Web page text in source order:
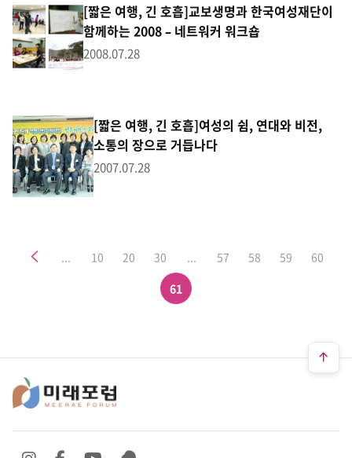
[짧은 여행, 긴 호흡]교보생명과 한국여성재단이
함께하는 2008 – 네트워커 워크숍
2008.07.28
[짧은 여행, 긴 호흡]여성의 쉼, 연대와 비전,
소통의 장으로 거듭나다
2007.07.28
이전 10 20 30 57 58 59
60
61